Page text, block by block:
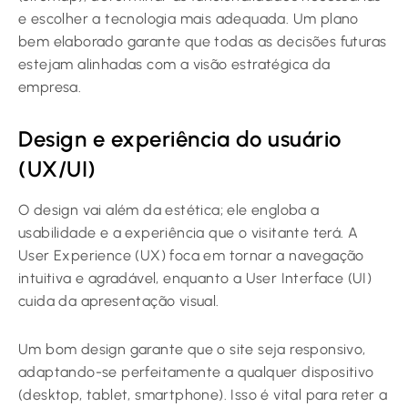
e escolher a tecnologia mais adequada. Um plano
bem elaborado garante que todas as decisões futuras
estejam alinhadas com a visão estratégica da
empresa.
Design e experiência do usuário
(UX/UI)
O design vai além da estética; ele engloba a
usabilidade e a experiência que o visitante terá. A
User Experience (UX) foca em tornar a navegação
intuitiva e agradável, enquanto a User Interface (UI)
cuida da apresentação visual.
Um bom design garante que o site seja responsivo,
adaptando-se perfeitamente a qualquer dispositivo
(desktop, tablet, smartphone). Isso é vital para reter a